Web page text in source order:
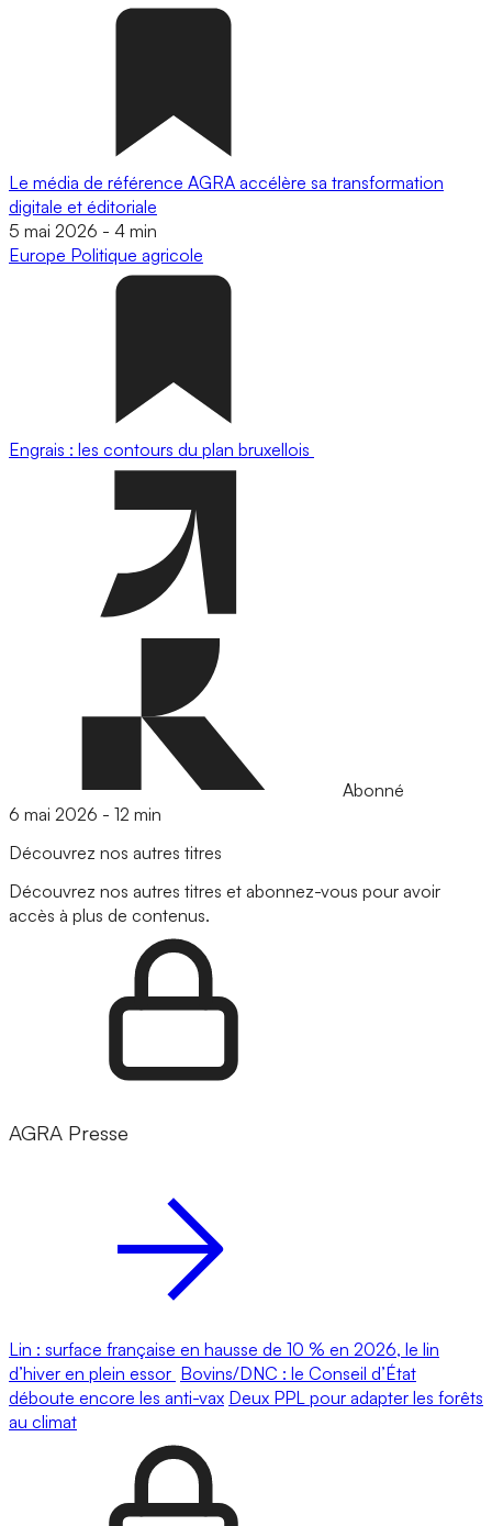
Le média de référence AGRA accélère sa transformation
digitale et éditoriale
5 mai 2026 - 4 min
Europe Politique agricole
Engrais : les contours du plan bruxellois
Abonné
6 mai 2026 - 12 min
Découvrez nos autres titres
Découvrez nos autres titres et abonnez-vous pour avoir
accès à plus de contenus.
AGRA Presse
Lin : surface française en hausse de 10 % en 2026, le lin
d’hiver en plein essor Bovins/DNC : le Conseil d’État
déboute encore les anti-vax Deux PPL pour adapter les forêts
au climat